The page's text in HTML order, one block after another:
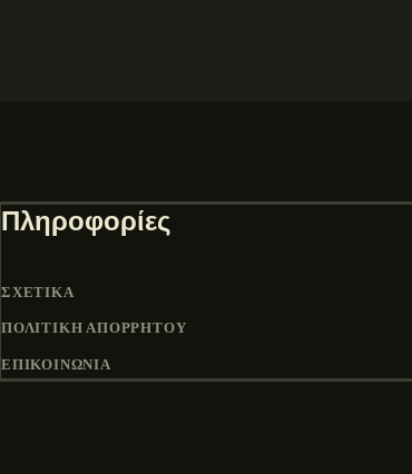
Πληροφορίες
ΣΧΕΤΙΚΆ
ΠΟΛΙΤΙΚΉ ΑΠΟΡΡΉΤΟΥ
ΕΠΙΚΟΙΝΩΝΙΑ